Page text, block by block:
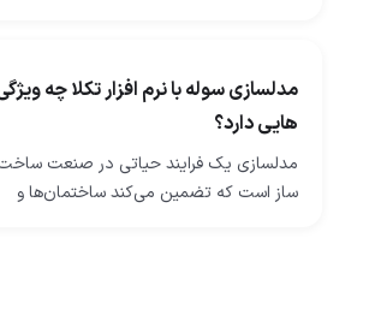
مدلسازی سوله با نرم افزار تکلا چه
هایی دارد؟
مدلسازی یک فرایند حیاتی در صنعت
ساز است که تضمین می‌کند ساختمان‌ها و